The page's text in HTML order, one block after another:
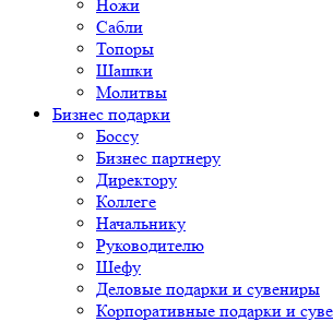
Ножи
Сабли
Топоры
Шашки
Молитвы
Бизнес подарки
Боссу
Бизнес партнеру
Директору
Коллеге
Начальнику
Руководителю
Шефу
Деловые подарки и сувениры
Корпоративные подарки и